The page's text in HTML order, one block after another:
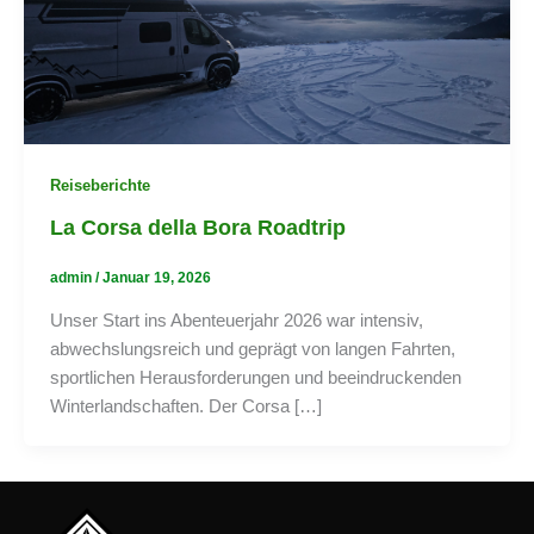
Reiseberichte
La Corsa della Bora Roadtrip
admin /Januar 19, 2026
Unser Start ins Abenteuerjahr 2026 war intensiv,
abwechslungsreich und geprägt von langen Fahrten,
sportlichen Herausforderungen und beeindruckenden
Winterlandschaften. Der Corsa […]